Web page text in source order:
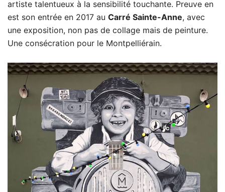
artiste talentueux à la sensibilité touchante. Preuve en
est son entrée en 2017 au Carré Sainte-Anne, avec
une exposition, non pas de collage mais de peinture.
Une consécration pour le Montpelliérain.